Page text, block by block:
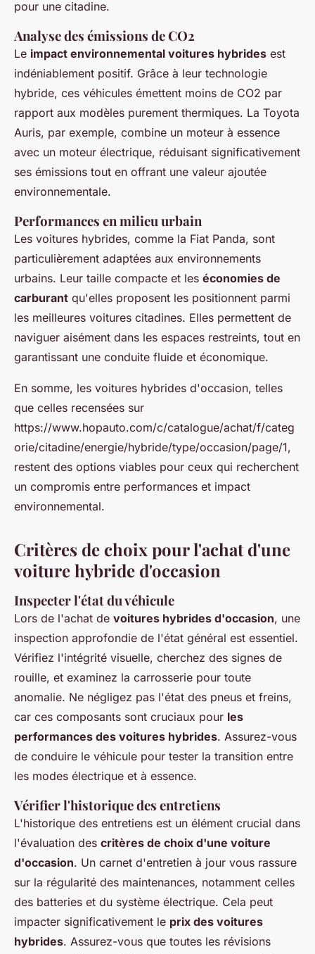
pour une citadine.
Analyse des émissions de CO2
Le impact environnemental voitures hybrides est
indéniablement positif. Grâce à leur technologie
hybride, ces véhicules émettent moins de CO2 par
rapport aux modèles purement thermiques. La Toyota
Auris, par exemple, combine un moteur à essence
avec un moteur électrique, réduisant significativement
ses émissions tout en offrant une valeur ajoutée
environnementale.
Performances en milieu urbain
Les voitures hybrides, comme la Fiat Panda, sont
particulièrement adaptées aux environnements
urbains. Leur taille compacte et les économies de
carburant qu'elles proposent les positionnent parmi
les meilleures voitures citadines. Elles permettent de
naviguer aisément dans les espaces restreints, tout en
garantissant une conduite fluide et économique.
En somme, les voitures hybrides d'occasion, telles
que celles recensées sur
https://www.hopauto.com/c/catalogue/achat/f/categ
orie/citadine/energie/hybride/type/occasion/page/1,
restent des options viables pour ceux qui recherchent
un compromis entre performances et impact
environnemental.
Critères de choix pour l'achat d'une
voiture hybride d'occasion
Inspecter l'état du véhicule
Lors de l'achat de voitures hybrides d'occasion, une
inspection approfondie de l'état général est essentiel.
Vérifiez l'intégrité visuelle, cherchez des signes de
rouille, et examinez la carrosserie pour toute
anomalie. Ne négligez pas l'état des pneus et freins,
car ces composants sont cruciaux pour les
performances des voitures hybrides. Assurez-vous
de conduire le véhicule pour tester la transition entre
les modes électrique et à essence.
Vérifier l'historique des entretiens
L'historique des entretiens est un élément crucial dans
l'évaluation des critères de choix d'une voiture
d'occasion. Un carnet d'entretien à jour vous rassure
sur la régularité des maintenances, notamment celles
des batteries et du système électrique. Cela peut
impacter significativement le prix des voitures
hybrides. Assurez-vous que toutes les révisions